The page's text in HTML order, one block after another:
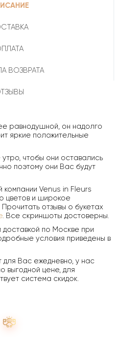
ВОЗВРАТА
равнодушной, он надолго
яркие положительные
чтобы они оставались
поэтому они Вас будут
Venus in Fleurs
цветов и широкое
отзывы о букетах
. Все скриншоты достоверны.
доставкой по Москве при
условия приведены в
Вас ежедневно, у нас
выгодной цене, для
система скидок.